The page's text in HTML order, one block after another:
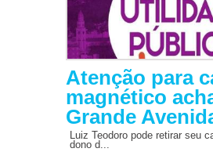
Atenção para
magnético
Grande
Luiz Teodoro pode retirar seu
dono d...